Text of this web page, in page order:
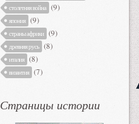
столетняя война (9)
япония (9)
страны африки (9)
древняя русь (8)
италия (8)
византия (7)
Страницы истории